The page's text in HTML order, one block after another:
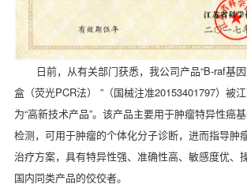
日前，从有关部门获悉，我公司产品“B-raf基因
盒（荧光PCR法） ”（国械注准20153401797）被
为“高新技术产品”。该产品主要用于肿瘤特异性癌
检测，可用于肿瘤的个体化分子诊断，进而指导肿
治疗方案，具有特异性强、准确性高、敏感度优、
国内同类产品的佼佼者。